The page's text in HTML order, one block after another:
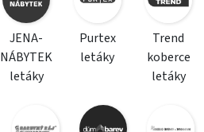
JENA-
NÁBYTEK
letáky
Purtex
letáky
Trend
koberce
letáky